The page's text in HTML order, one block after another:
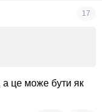
17
а це може бути як